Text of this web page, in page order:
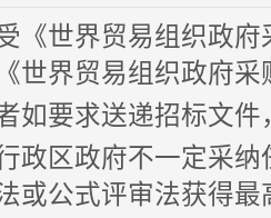
《世界贸易组织政
世界贸易组织政府
如要求送递招标文
政区政府不一定采
或公式评审法获得最